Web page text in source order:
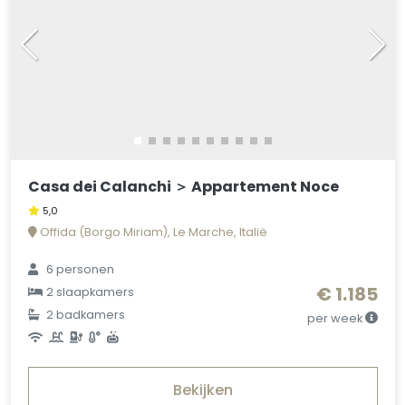
Casa dei Calanchi ＞ Appartement Noce
5,0
Offida (Borgo Miriam), Le Marche, Italië
6 personen
2 slaapkamers
2 badkamers
€ 1.185
per week
Bekijken